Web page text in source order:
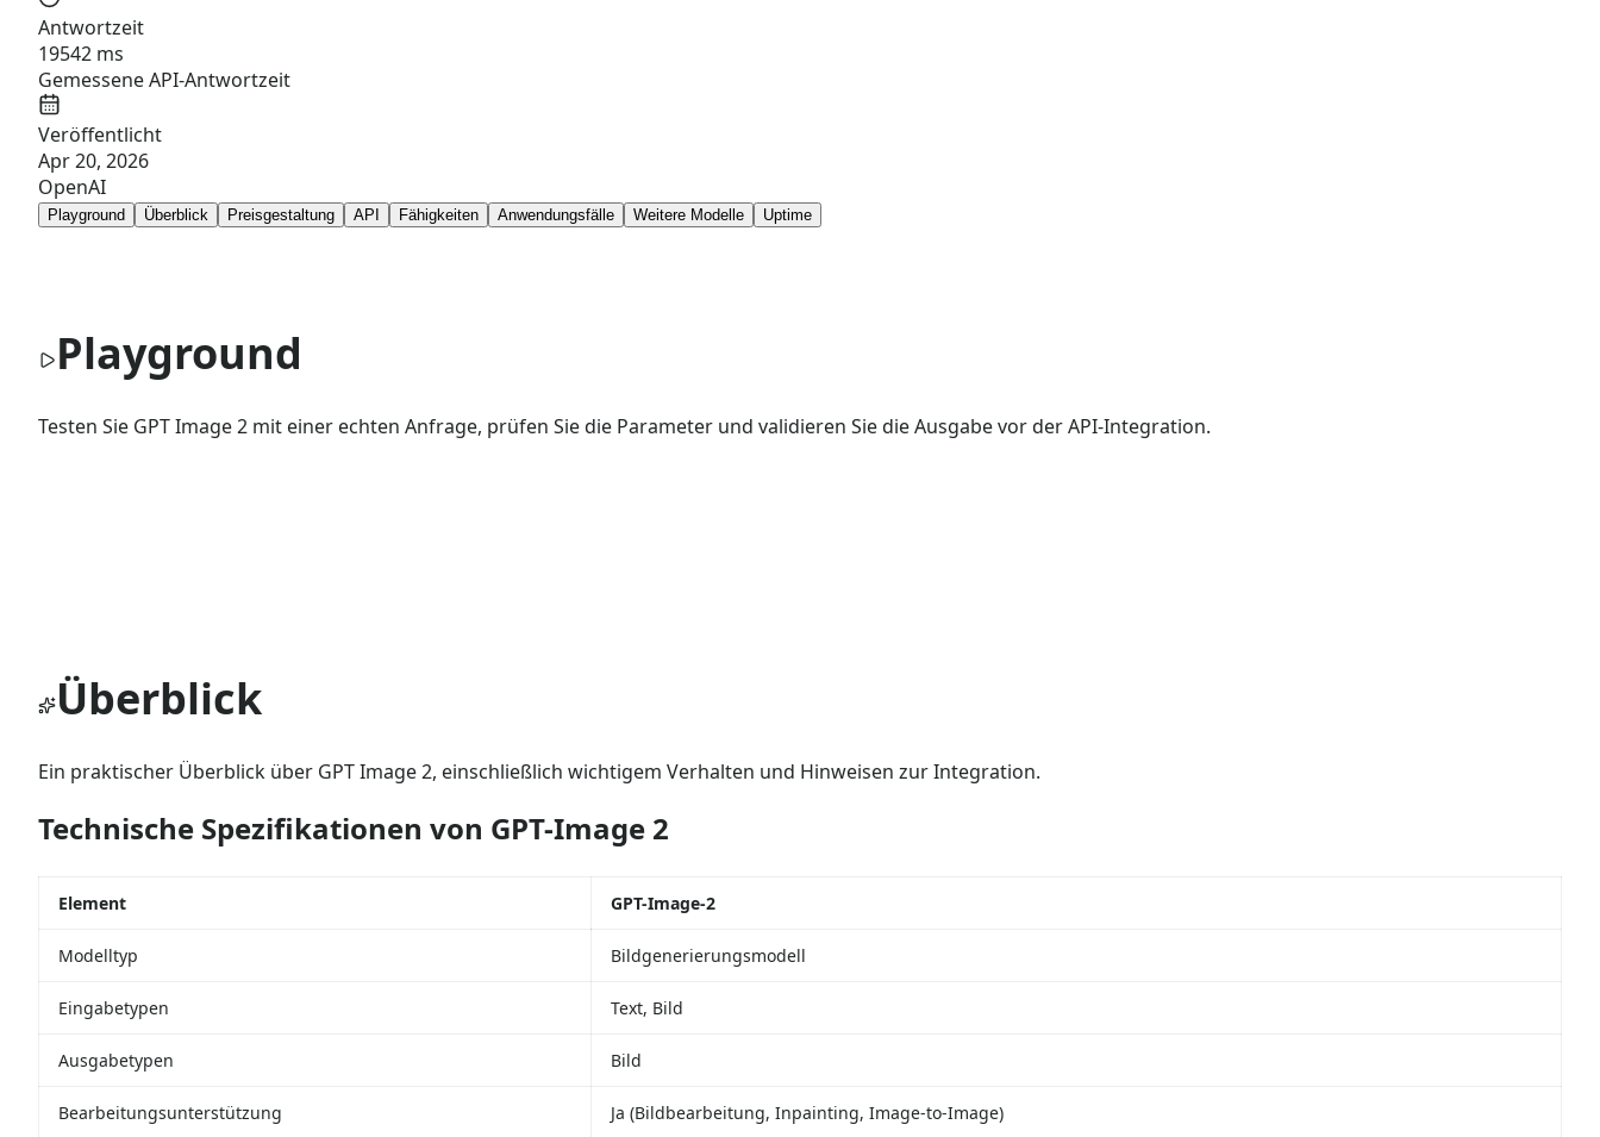
Antwortzeit
19542 ms
Gemessene API-Antwortzeit
Veröffentlicht
Apr 20, 2026
OpenAI
Playground Überblick Preisgestaltung API Fähigkeiten Anwendungsfälle Weitere Modelle Uptime
Playground
Testen Sie GPT Image 2 mit einer echten Anfrage, prüfen Sie die Parameter und validieren Sie die Ausgabe vor der API-Integration.
Überblick
Ein praktischer Überblick über GPT Image 2, einschließlich wichtigem Verhalten und Hinweisen zur Integration.
Technische Spezifikationen von GPT-Image 2
Element GPT-Image-2
Modelltyp Bildgenerierungsmodell
Eingabetypen Text, Bild
Ausgabetypen Bild
Bearbeitungsunterstützung Ja (Bildbearbeitung, Inpainting, Image-to-Image)